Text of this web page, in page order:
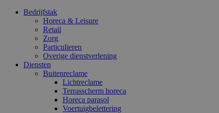
Bedrijfstak
Horeca & Leisure
Retail
Zorg
Particulieren
Overige dienstverlening
Diensten
Buitenreclame
Lichtreclame
Terrasscherm horeca
Horeca parasol
Voertuigbelettering